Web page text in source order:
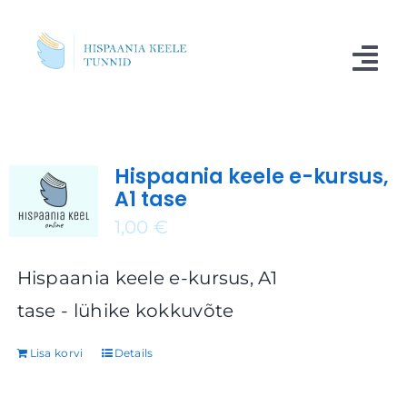
Blogi
Hispaania keele e-kursus,
A1 tase
1,00 €
Hispaania keele e-kursus, A1
tase - lühike kokkuvõte
Lisa korvi Details